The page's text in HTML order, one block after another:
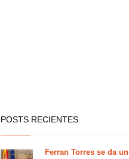
POSTS RECIENTES
Ferran Torres se da un